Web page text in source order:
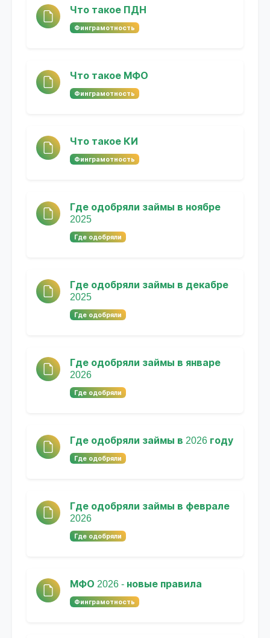
Что такое ПДН
Финграмотность
Что такое МФО
Финграмотность
Что такое КИ
Финграмотность
Где одобряли займы в ноябре
2025
Где одобряли
Где одобряли займы в декабре
2025
Где одобряли
Где одобряли займы в январе
2026
Где одобряли
Где одобряли займы в 2026 году
Где одобряли
Где одобряли займы в феврале
2026
Где одобряли
МФО 2026 - новые правила
Финграмотность